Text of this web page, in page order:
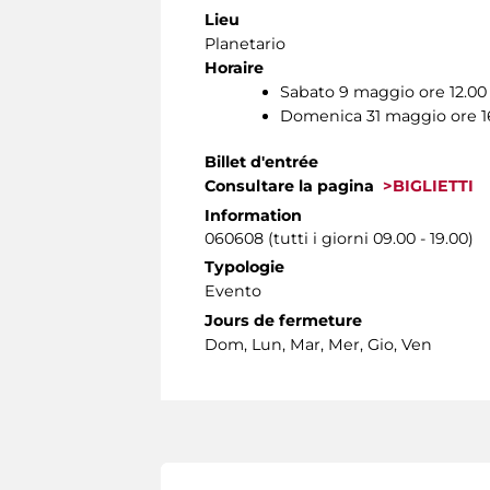
Lieu
Planetario
Horaire
Sabato 9 maggio ore 12.00
Domenica 31 maggio ore
Billet d'entrée
Consultare la pagina >BIGLIETTI
Information
060608 (tutti i giorni 09.00 - 19.00)
Typologie
Evento
Jours de fermeture
Dom, Lun, Mar, Mer, Gio, Ven